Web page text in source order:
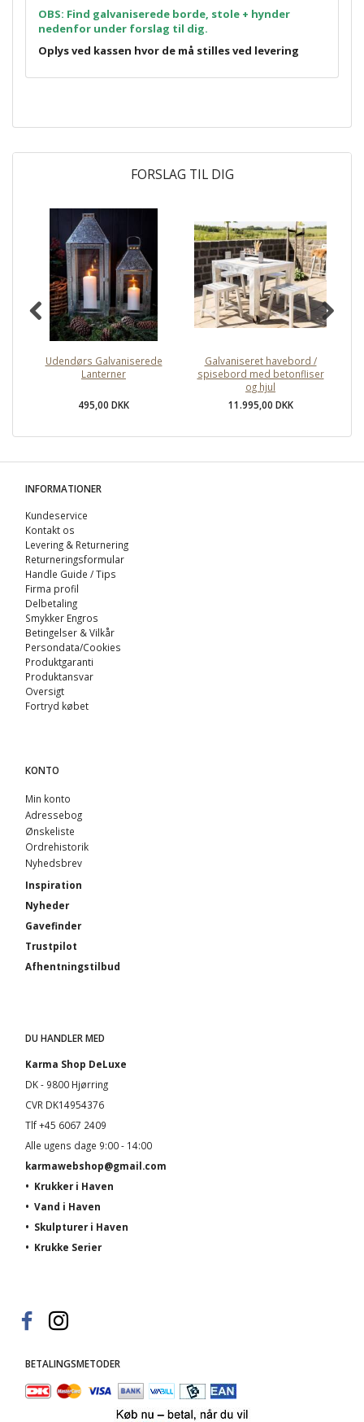
OBS: Find galvaniserede borde, stole + hynder
nedenfor under forslag til dig.
Oplys ved kassen hvor de må stilles ved levering
FORSLAG TIL DIG
Udendørs Galvaniserede
Lanterner
495,00 DKK
Galvaniseret havebord /
spisebord med betonfliser
og hjul
11.995,00 DKK
INFORMATIONER
Kundeservice
Kontakt os
Levering & Returnering
Returneringsformular
Handle Guide / Tips
Firma profil
Delbetaling
Smykker Engros
Betingelser & Vilkår
Persondata/Cookies
Produktgaranti
Produktansvar
Oversigt
Fortryd købet
KONTO
Min konto
Adressebog
Ønskeliste
Ordrehistorik
Nyhedsbrev
Inspiration
Nyheder
Gavefinder
Trustpilot
Afhentningstilbud
DU HANDLER MED
Karma Shop DeLuxe
DK - 9800 Hjørring
CVR DK14954376
Tlf +45 6067 2409
Alle ugens dage 9:00 - 14:00
karmawebshop@gmail.com
• Krukker i Haven
• Vand i Haven
• Skulpturer i Haven
• Krukke Serier
BETALINGSMETODER